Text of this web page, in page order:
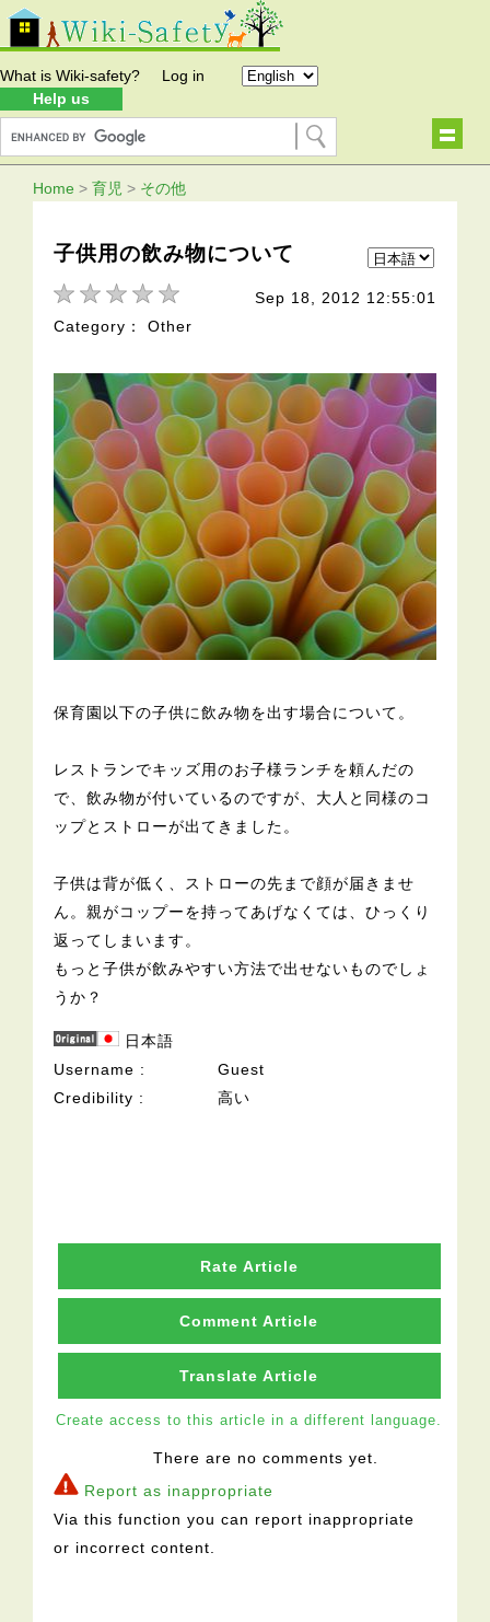
What is Wiki-safety?
Help us
Log in
Home > 育児 > その他
子供用の飲み物について
Sep 18, 2012 12:55:01
Category： Other
保育園以下の子供に飲み物を出す場合について。
レストランでキッズ用のお子様ランチを頼んだの
で、飲み物が付いているのですが、大人と同様のコ
ップとストローが出てきました。
子供は背が低く、ストローの先まで顔が届きませ
ん。親がコップーを持ってあげなくては、ひっくり
返ってしまいます。
もっと子供が飲みやすい方法で出せないものでしょ
うか？
日本語
Username
Guest
Credibility
高い
Rate Article
Comment Article
Translate Article
Create access to this article in a different language.
There are no comments yet.
Report as inappropriate
Via this function you can report inappropriate
or incorrect content.